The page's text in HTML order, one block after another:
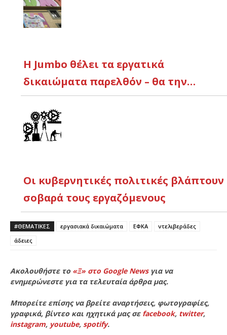
Η Jumbo θέλει τα εργατικά
δικαιώματα παρελθόν – θα την…
Οι κυβερνητικές πολιτικές βλάπτουν
σοβαρά τους εργαζόμενους
#ΘΕΜΑΤΙΚΈΣ εργασιακά δικαιώματα ΕΦΚΑ
ντελιβεράδες
άδειες
Ακολουθήστε το «Ξ» στο Google Newsγια να
ενημερώνεστε για τα τελευταία άρθρα μας.
Μπορείτε επίσης να βρείτε αναρτήσεις, φωτογραφίες,
γραφικά, βίντεο και ηχητικά μας σε facebook, twitter,
instagram, youtube, spotify.